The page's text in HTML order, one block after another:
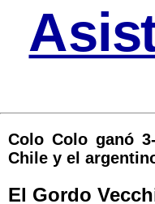
Colo Colo ganó
Chile y el
El Gordo